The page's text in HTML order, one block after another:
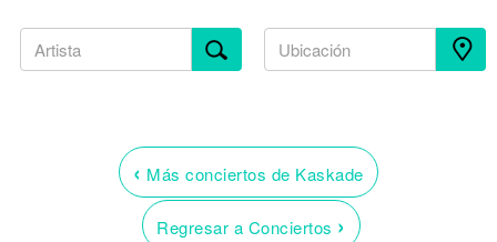
‹ Más conciertos de Kaskade
Regresar a Conciertos ›